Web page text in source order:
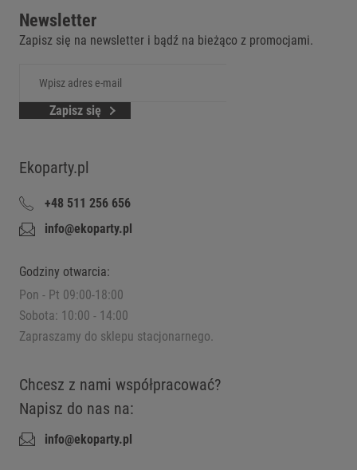
Newsletter
Zapisz się na newsletter i bądź na bieżąco z promocjami.
Zapisz się
Ekoparty.pl
+48 511 256 656
info@ekoparty.pl
Godziny otwarcia:
Pon - Pt 09:00-18:00
Sobota: 10:00 - 14:00
Zapraszamy do sklepu stacjonarnego.
Chcesz z nami współpracować?
Napisz do nas na:
info@ekoparty.pl